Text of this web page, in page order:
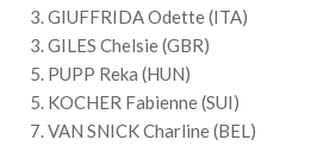
3. GIUFFRIDA Odette (ITA)
3. GILES Chelsie (GBR)
5. PUPP Reka (HUN)
5. KOCHER Fabienne (SUI)
7. VAN SNICK Charline (BEL)